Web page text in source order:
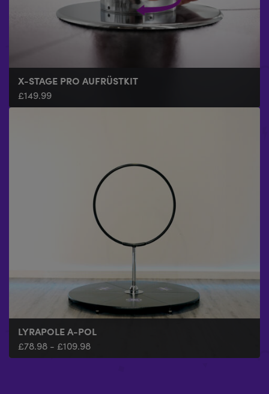
X-STAGE PRO AUFRÜSTKIT
£149.99
LYRAPOLE A-POL
£78.98 - £109.98